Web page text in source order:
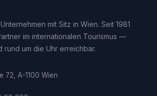
mit Sitz in Wien. Seit 1981
im internationalen Tourismus —
rund um die Uhr erreichbar.
72, A-1100 Wien